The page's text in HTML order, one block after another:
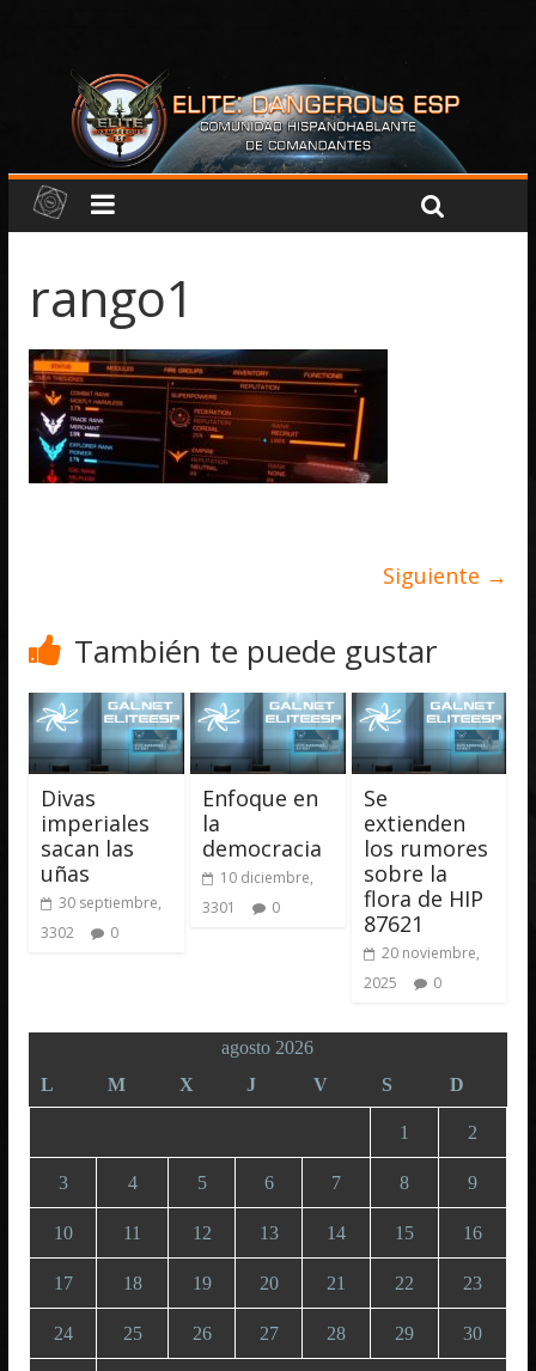
rango1
Siguiente →
También te puede gustar
Divas
imperiales
sacan las
uñas
30 septiembre,
3302
0
Enfoque en
la
democracia
10 diciembre,
3301
0
Se
extienden
los rumores
sobre la
flora de HIP
87621
20 noviembre,
2025
0
agosto 2026
L
M X J V S D
1 2
3 4 5 6 7 8 9
10 11 12 13 14 15 16
17 18 19 20 21 22 23
24 25 26 27 28 29 30